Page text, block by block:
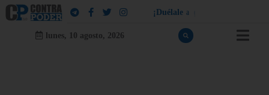
¡ Dué a e a
lunes, 10 agosto, 2026